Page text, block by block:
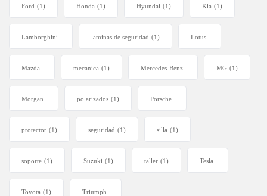
Ford (1) Honda (1) Hyundai (1) Kia (1)
Lamborghini laminas de seguridad (1) Lotus
Mazda mecanica (1) Mercedes-Benz MG (1)
Morgan polarizados (1) Porsche
protector (1) seguridad (1) silla (1)
soporte (1) Suzuki (1) taller (1) Tesla
Toyota (1) Triumph